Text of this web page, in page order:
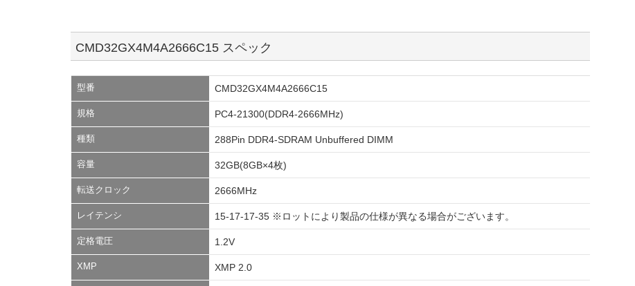
CMD32GX4M4A2666C15 スペック
型番 CMD32GX4M4A2666C15
規格 PC4-21300(DDR4-2666MHz)
種類 288Pin DDR4-SDRAM Unbuffered DIMM
容量 32GB(8GB×4枚)
転送クロック 2666MHz
レイテンシ 15-17-17-35 ※ロットにより製品の仕様が異なる場合がございます。
定格電圧 1.2V
XMP XMP 2.0